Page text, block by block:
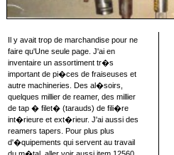
Il y avait trop de marchandise pour ne
faire qu'Une seule page. J'ai en
inventaire un assortiment tr�s
important de pi�ces de fraiseuses et
autre machineries. Des al�soirs,
quelques millier de reamer, des millier
de tap � filet� (tarauds) de fili�re
int�rieure et ext�rieur. J'ai aussi des
reamers tapers. Pour plus plus
d'�quipements qui servent au travail